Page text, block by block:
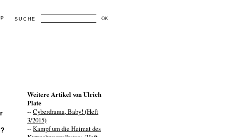
SUCHE OK
Weitere Artikel von Ulrich
Plate
--Cyberdrama, Baby! (Heft
3/2015)
--Kampf um die Heimat des